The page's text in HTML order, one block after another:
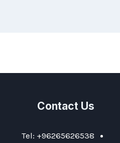
Contact Us
Tel: +96265626538